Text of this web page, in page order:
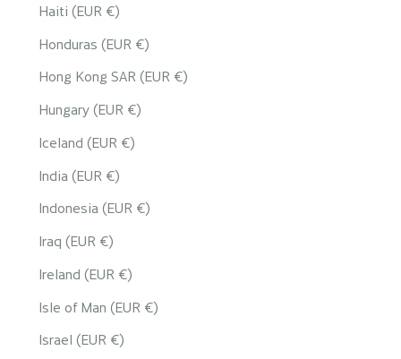
Haiti (EUR €)
Honduras (EUR €)
Hong Kong SAR (EUR €)
Hungary (EUR €)
Iceland (EUR €)
India (EUR €)
Indonesia (EUR €)
Iraq (EUR €)
Ireland (EUR €)
Isle of Man (EUR €)
Israel (EUR €)